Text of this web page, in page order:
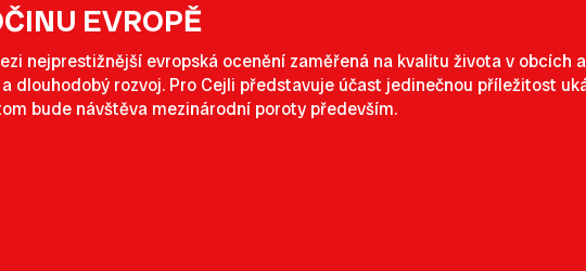
EVROPĚ
nejprestižnější evropská ocenění zaměřená na kvalitu života v obcích
dlouhodobý rozvoj. Pro Cejli představuje účast jedinečnou příležitost
bude návštěva mezinárodní poroty především.